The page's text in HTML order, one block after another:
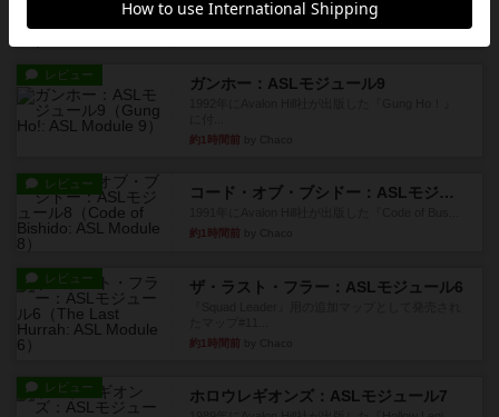
1992年にAvalon Hill社が出版した『Croix de Gu...
約1時間前by Chaco
レビュー ガンホー：ASLモジュール9
約1時間前
レビュー
コード・オブ・ブシドー：ASLモジュール8
約1時間前
レビュー ザ・ラスト・フラー：ASLモジュール6
約1時間前
レビュー ホロウレギオンズ：ASLモジュール7